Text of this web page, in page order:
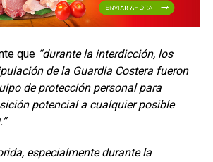
que “durante la interdicción, los
de la Guardia Costera fueron
de protección personal para
potencial a cualquier posible
especialmente durante la